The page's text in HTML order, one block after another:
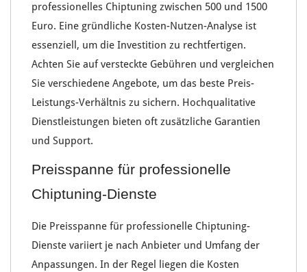
professionelles Chiptuning zwischen 500 und 1500
Euro. Eine gründliche Kosten-Nutzen-Analyse ist
essenziell, um die Investition zu rechtfertigen.
Achten Sie auf versteckte Gebühren und vergleichen
Sie verschiedene Angebote, um das beste Preis-
Leistungs-Verhältnis zu sichern. Hochqualitative
Dienstleistungen bieten oft zusätzliche Garantien
und Support.
Preisspanne für professionelle
Chiptuning-Dienste
Die Preisspanne für professionelle Chiptuning-
Dienste variiert je nach Anbieter und Umfang der
Anpassungen. In der Regel liegen die Kosten